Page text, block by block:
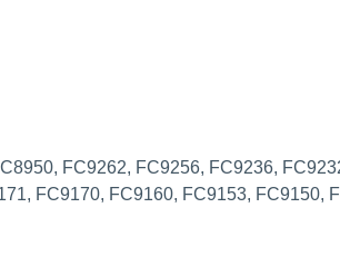
FC9262, FC9256, FC9236,
FC9170, FC9160, FC9153, FC9150,